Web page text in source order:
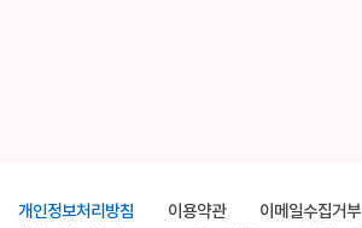
개인정보처리방침 이용약관
이메일수집거부